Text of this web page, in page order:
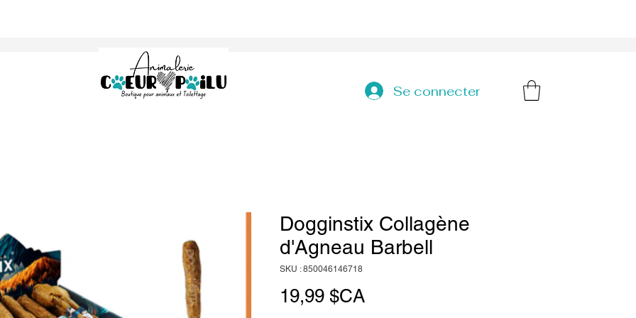
Se connecter
Dogginstix Collagène
d'Agneau Barbell
SKU : 850046146718
19,99 $CAPrix